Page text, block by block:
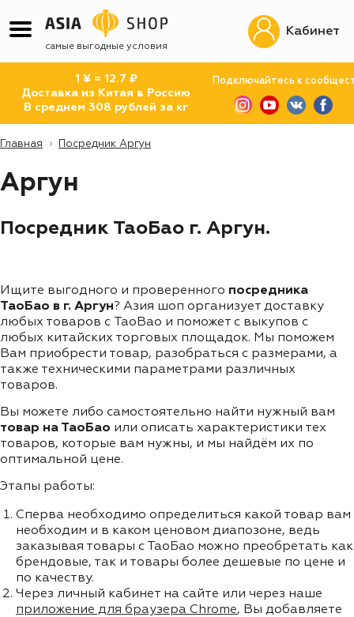
самые выгодные условия
1 ¥ = 12.7 ₽
Доставка из Китая в Россию
В среднем 308 рублей за кг
Подключайтесь к
Кабинет
Главная Посредник Аргун
Аргун
Посредник ТаоБао г. Аргун.
Ищите выгодного и проверенного посредника
ТаоБао в г. Аргун? Азия шоп организует доставку
любых товаров с TaoBao и поможет с выкупов с
любых китайских торговых площадок. Мы поможем
Вам приобрести товар, разобраться с размерами, а
также техническими параметрами различных
товаров.
Вы можете либо самостоятельно найти нужный вам
товар на ТаоБао или описать характеристики тех
товаров, которые вам нужны, и мы найдём их по
оптимальной цене.
Этапы работы:
Сперва необходимо определиться какой товар вам
необходим и в каком ценовом диапозоне, ведь
заказывая товары с ТаоБао можно преобретать как
брендовые, так и товары более дешевые по цене и
по качеству.
Через личный кабинет на сайте или через наше
приложение для браузера Chrome, Вы добавляете